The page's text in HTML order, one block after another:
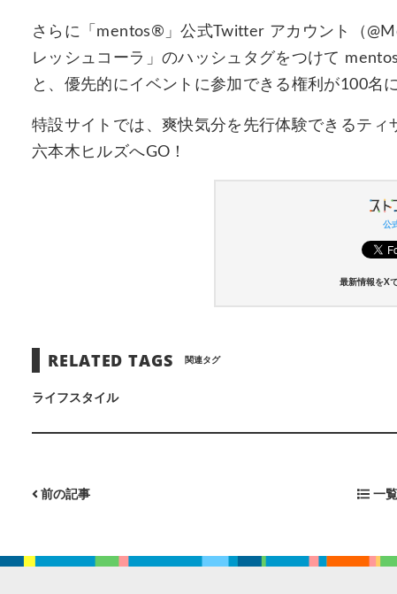
さらに「mentos®」公式Twitter アカウント（
レッシュコーラ」のハッシュタグをつけて
と、優先的にイベントに参加できる権利が100名
特設サイトでは、爽快気分を先行体験できるテ
六本木ヒルズへGO！
公
最新情報をX
RELATED TAGS 関連タグ
ライフスタイル
前の記事 一